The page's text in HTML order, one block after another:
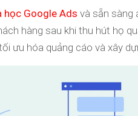
học Google Ads và sẵn sàng
hàng sau khi thu hút họ
ưu hóa quảng cáo và xây